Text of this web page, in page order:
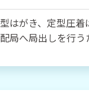
はがき、定型圧着
局へ局出しを行う